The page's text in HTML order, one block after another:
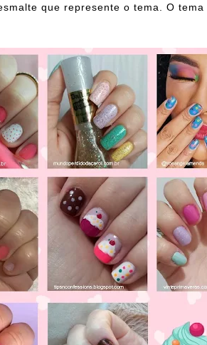
que represente o tema. O tema